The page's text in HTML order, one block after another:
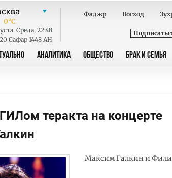
0°C
Среда, 22:48
20 Сафар 1448 AH
Фаджр Восход
АНАЛИТИКА ОБЩЕСТВО БРАК И СЕМЬЯ
теракта на концерте
Максим Галкин и